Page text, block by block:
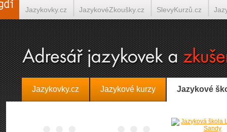
Jazykovky.cz Jazykové kurzy Jazykové
Jazykovky.cz JazykovéZkoušky.cz SlevyKurzů.cz
Španělština on-line Italština on-line Tlumočení-